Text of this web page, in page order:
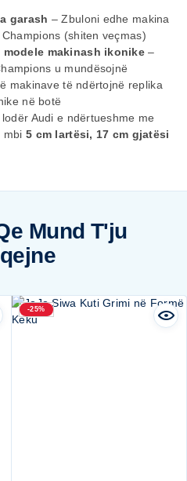
garash – Zbuloni edhe makina
(shiten veçmas)
makinash ikonike –
u mundësojnë
makinave të ndërtojnë replika
në botë
Audi e ndërtueshme me
mbi5 cm lartësi, 17 cm gjatësi
Mund T'ju
-25%